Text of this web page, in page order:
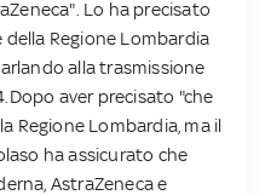
Lo ha precisato
Regione Lombardia
alla trasmissione
aver precisato "che
Regione Lombardia, ma il
ha assicurato che
AstraZeneca e